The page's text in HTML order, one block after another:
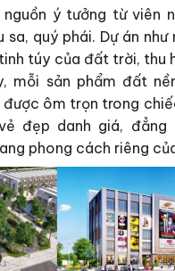
nguồn ý tưởng từ viên
sa, quý phái. Dự án
túy của đất trời, thu
mỗi sản phẩm đất
được ôm trọn trong
đẹp danh giá, đẳng
phong cách riêng